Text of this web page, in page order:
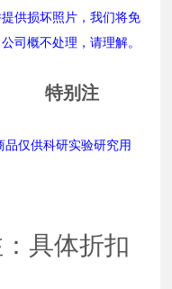
供损坏照片，我们将免
司概不处理，请理解。
特别注
实验研究用
具体折扣